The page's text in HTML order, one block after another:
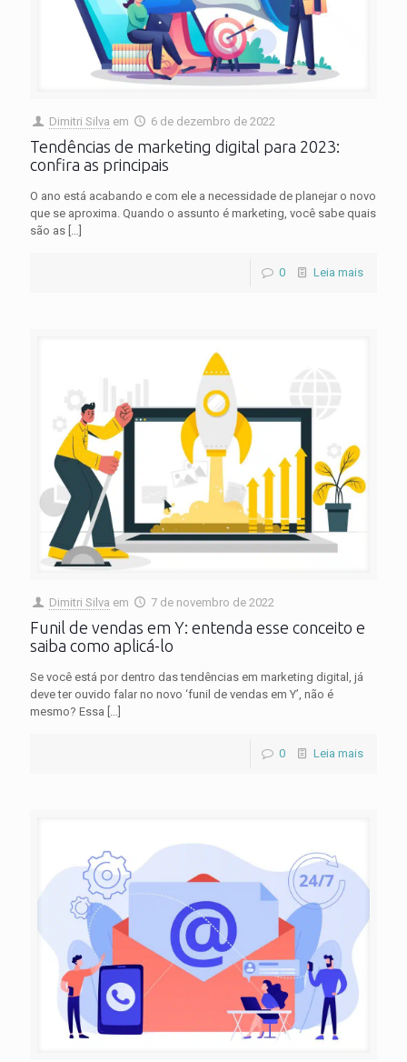
Dimitri Silva em 6 de dezembro de 2022
Tendências de marketing digital para 2023:
confira as principais
O ano está acabando e com ele a necessidade de planejar o novo
que se aproxima. Quando o assunto é marketing, você sabe quais
são as […]
0 Leia mais
Dimitri Silva em 7 de novembro de 2022
Funil de vendas em Y: entenda esse conceito e
saiba como aplicá-lo
Se você está por dentro das tendências em marketing digital, já
deve ter ouvido falar no novo ‘funil de vendas em Y’, não é
mesmo? Essa
0 Leia mais